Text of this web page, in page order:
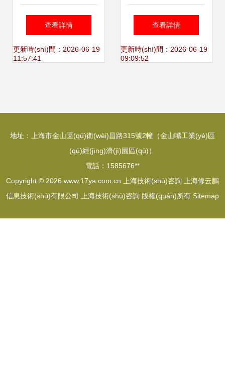
際工業(yè)自動化
與控制技術(shù)展
查看詳情
更新時(shí)間：2026-06-19
11:57:41
MTI教育論壇 技術
(shù)咨詢驅(qū)動
查看詳情
更新時(shí)間：2026-06-19
09:09:52
地址：上海市金山區(qū)衛(wèi)昌路315號2幢（金山嘴工業(yè)區
(qū)經(jīng)濟(jì)園區(qū)）
電話：1585676**
Copyright © 2026 www.17ya.com.cn 上海技術(shù)咨詢
上海修云鵬
信息技術(shù)有限公司
上海技術(shù)咨詢 版權(quán)所有 Sitemap